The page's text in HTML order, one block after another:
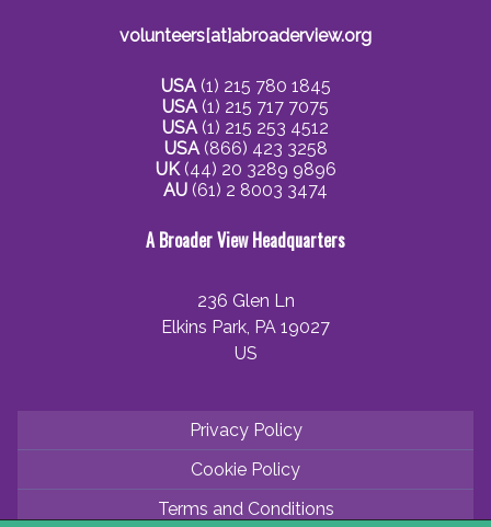
volunteers[at]abroaderview.org
USA(1) 215 780 1845
USA(1) 215 717 7075
USA(1) 215 253 4512
USA(866) 423 3258
UK(44) 20 3289 9896
AU (61) 2 8003 3474
A Broader View Headquarters
236 Glen Ln
Elkins Park, PA 19027
US
Privacy Policy
Cookie Policy
Terms and Conditions